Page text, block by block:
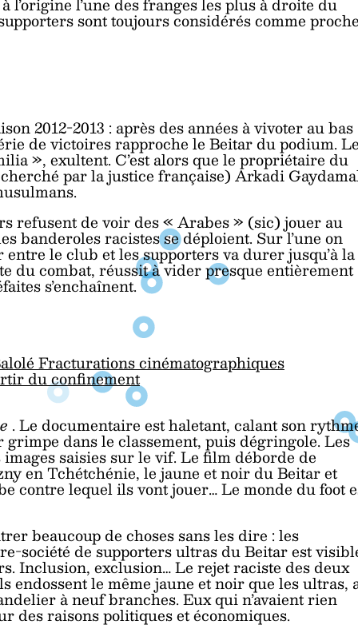
sont toujours considérés comme
2012-2013 : après des années à vivoter au bas
de victoires rapproche le Beitar du podium.
», exultent. C’est alors que le propriétaire du
par la justice française) Arkadi
refusent de voir des « Arabes » (sic) jouer au
banderoles racistes se déploient. Sur l’une on
le club et les supporters va durer jusqu’à la
du combat, réussit à vider presque entièrement
s’enchaînent.
Fracturations cinématographiques
du confinement
. Le documentaire est haletant, calant son
dans le classement, puis dégringole. Les
images saisies sur le vif. Le film déborde de
en Tchétchénie, le jaune et noir du Beitar et
contre lequel ils vont jouer… Le monde du foot
beaucoup de choses sans les dire : les
société de supporters ultras du Beitar est
Inclusion, exclusion… Le rejet raciste des deux
endossent le même jaune et noir que les ultras,
à neuf branches. Eux qui n’avaient rien
des raisons politiques et économiques.